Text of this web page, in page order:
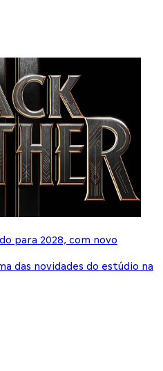
para 2028, com novo
das novidades do estúdio na